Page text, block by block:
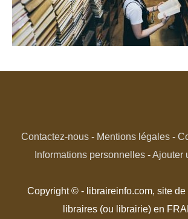
Contactez-nous- Mentions légales-
Informations personnelles -Ajouter
Copyright © - libraireinfo.com, site de
libraires (ou librairie) en